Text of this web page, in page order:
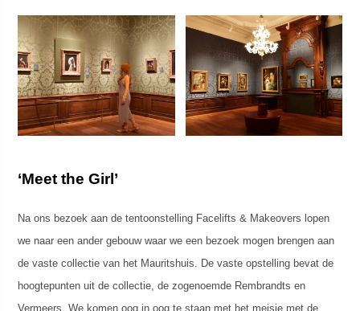
‘Meet the Girl’
Na ons bezoek aan de tentoonstelling Facelifts & Makeovers lopen
we naar een ander gebouw waar we een bezoek mogen brengen aan
de vaste collectie van het Mauritshuis. De vaste opstelling bevat de
hoogtepunten uit de collectie, de zogenoemde Rembrandts en
Vermeers. We komen oog in oog te staan met het meisje met de